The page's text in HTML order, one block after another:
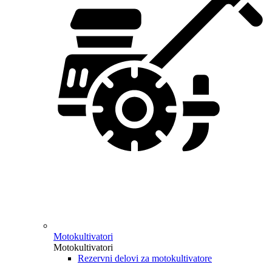
Motokultivatori
Motokultivatori
Rezervni delovi za motokultivatore